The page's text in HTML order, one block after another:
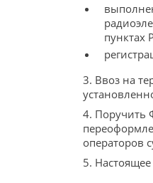
пунктах
3. Ввоз на
4. Поручить
операторов
5.